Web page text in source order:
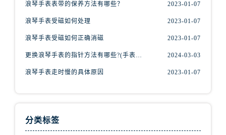
江苏省南京市秦淮区中山南路1号南京中心22层22-C1-C3室浪琴售后服务中心（需提前预约）
浪琴手表表带的保养方法有哪些？ 2023-01-07
浪琴手表受磁如何处理 2023-01-07
浪琴手表受磁如何正确消磁 2023-01-07
更换浪琴手表的指针方法有哪些?(手表指针的种类?) 2024-03-03
浪琴手表走时慢的具体原因 2023-01-07
分类标签